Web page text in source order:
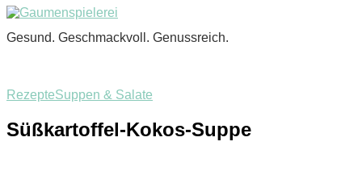
Gesund. Geschmackvoll. Genussreich.
RezepteSuppen & Salate
Süßkartoffel-Kokos-Suppe